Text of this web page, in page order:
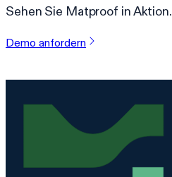
Sehen Sie Matproof in Aktion.
Demo anfordern